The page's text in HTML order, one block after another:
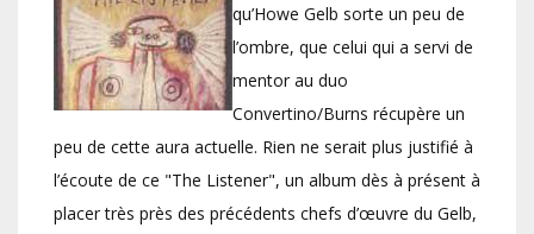
qu’Howe Gelb sorte un peu de
l’ombre, que celui qui a servi de
mentor au duo
Convertino/Burns récupère un
peu de cette aura actuelle. Rien ne serait plus justifié à
l’écoute de ce "The Listener", un album dès à présent à
placer très près des précédents chefs d’œuvre du Gelb,